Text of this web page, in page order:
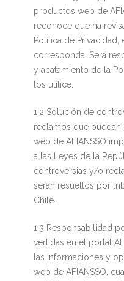
productos web de
reconoce que ha
Política de
corresponda. Será
y acatamiento de la
los utilice.
1.2 Solución de
reclamos que
web de AFIANSSO
a las Leyes de la
controversias y/o
serán resueltos por
Chile.
1.3 Responsabilidad
vertidas en el portal
las informaciones y
web de AFIANSSO,